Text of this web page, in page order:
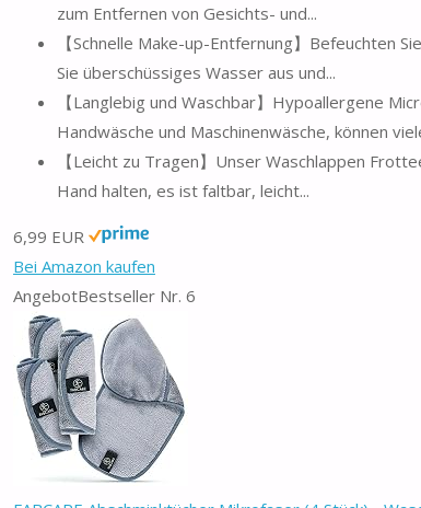
zum Entfernen von Gesichts- und...
【Schnelle Make-up-Entfernung】Befeuchten
Sie überschüssiges Wasser aus und...
【Langlebig und Waschbar】Hypoallergene
Handwäsche und Maschinenwäsche, können
【Leicht zu Tragen】Unser Waschlappen
Hand halten, es ist faltbar, leicht...
6,99 EUR
Bei Amazon kaufen
AngebotBestseller Nr. 6